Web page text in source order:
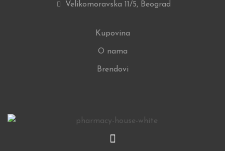
Kupovina
O nama
Brendovi
Velikomoravska 11/5, Beograd